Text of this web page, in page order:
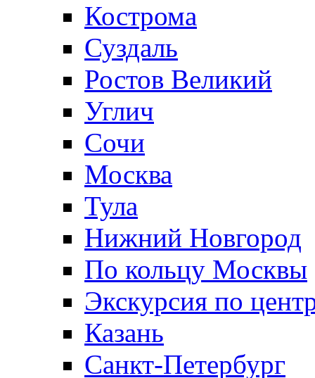
Кострома
Суздаль
Ростов Великий
Углич
Сочи
Москва
Тула
Нижний Новгород
По кольцу Москвы
Экскурсия по
Казань
Санкт-Петербург